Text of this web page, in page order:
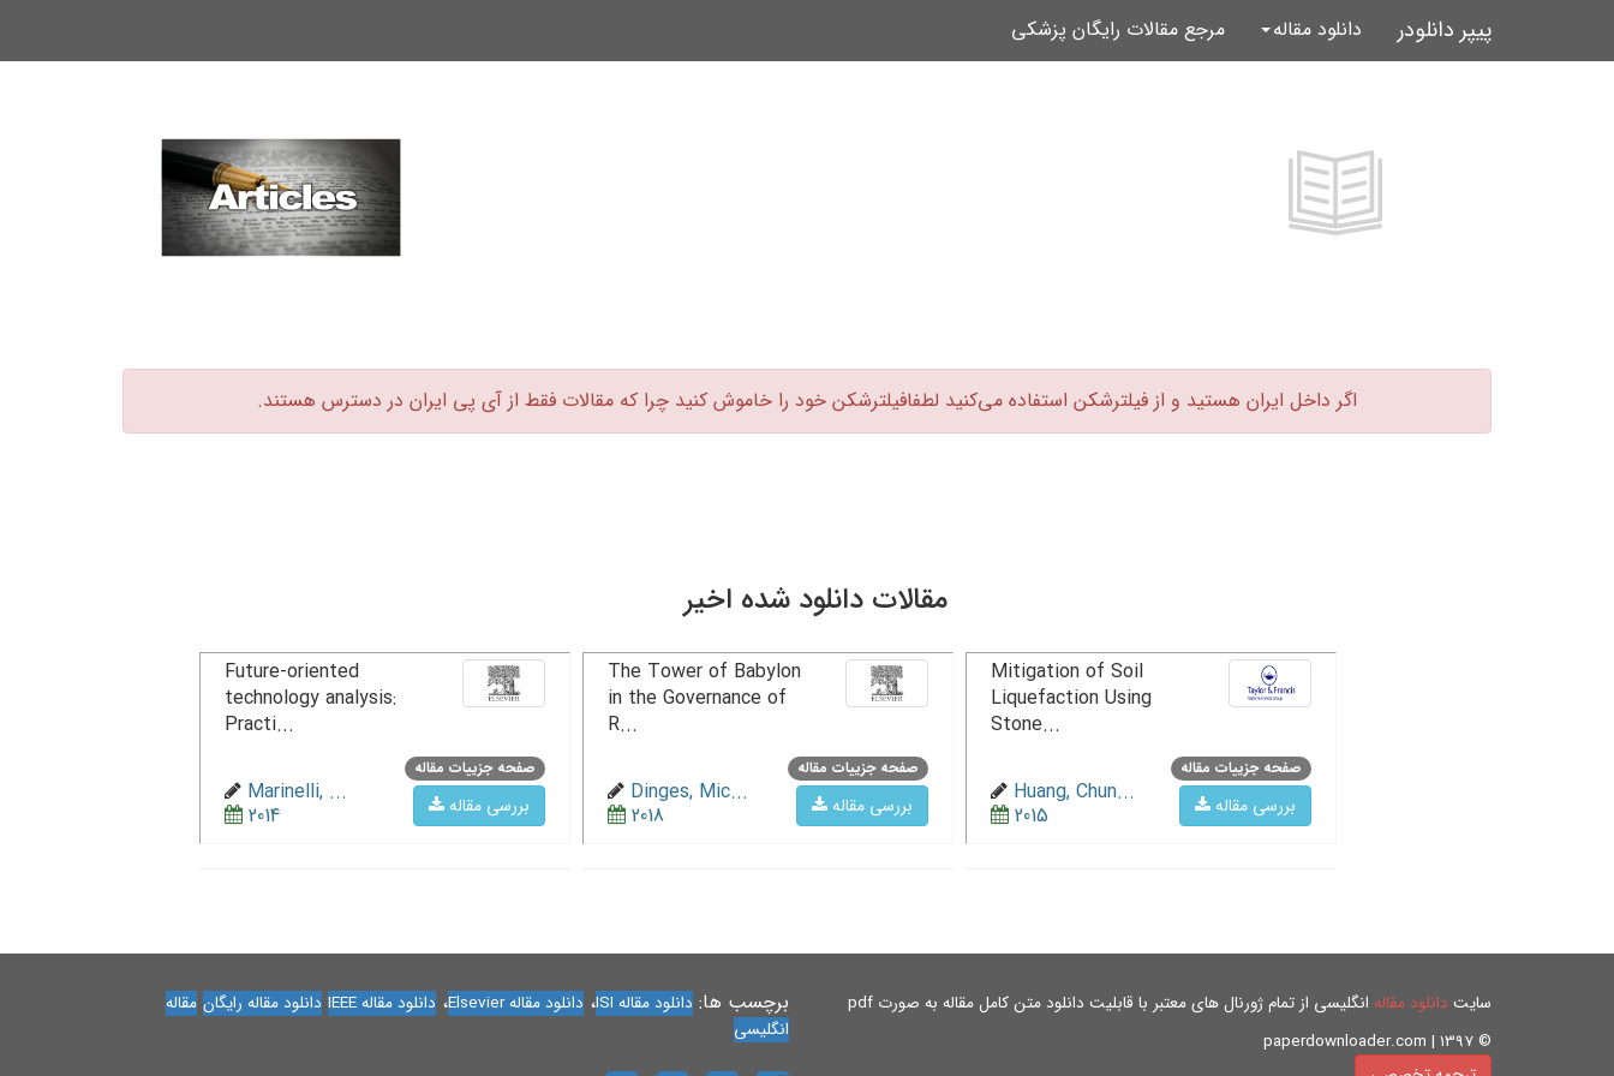
پیپر دانلودر دانلود مقاله مرجع مقالات رایگان پزشکی
اگر داخل ایران هستید و از فیلترشکن استفاده می‌کنید لطفافیلترشکن خود را خاموش کنید چرا که مقالات فقط از آی پی ایران در دسترس هستند.‏
مقالات دانلود شده اخیر
صفحه جزییات مقاله
بررسی مقاله
Mitigation of Soil
Liquefaction Using
Stone...
Huang, Chun...
2015
صفحه جزییات مقاله
بررسی مقاله
The Tower of Babylon
in the Governance of
R...
Dinges, Mic...
2018
صفحه جزییات مقاله
بررسی مقاله
Future-oriented
technology analysis:
Practi...
Marinelli, ...
2014
سایت دانلود مقاله انگلیسی از تمام ژورنال های معتبر با قابلیت دانلود متن کامل مقاله به صورت pdf
© paperdownloader.com | 1397
برچسب ها: دانلود مقاله ISI ، دانلود مقاله Elsevier ، دانلود مقاله IEEE دانلود مقاله رایگان مقاله
انگلیسی